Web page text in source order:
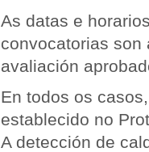
As datas e
convocatorias son
avaliación
En todos os
establecido no
A detección de